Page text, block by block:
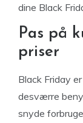
dine Black
Pas på
priser
Black Friday
desværre
snyde